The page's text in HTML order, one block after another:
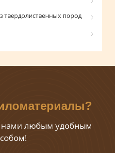
пород
нами любым удобным